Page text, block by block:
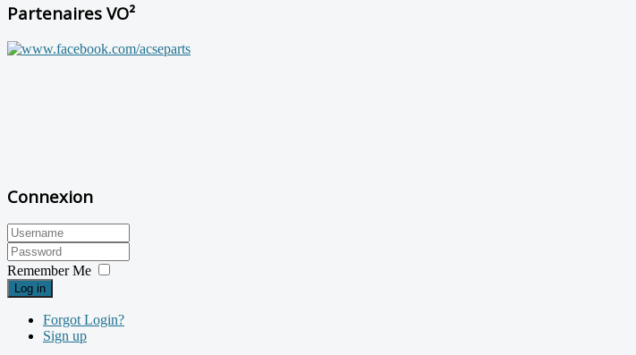
Partenaires VO²
Connexion
Remember Me
Log in
Forgot Login?
Sign up